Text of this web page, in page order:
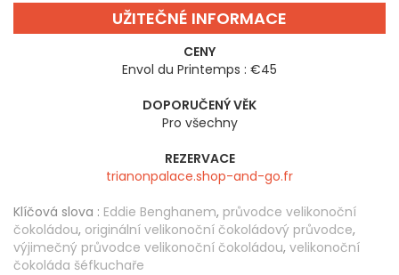
UŽITEČNÉ INFORMACE
CENY
Envol du Printemps : €45
DOPORUČENÝ VĚK
Pro všechny
REZERVACE
trianonpalace.shop-and-go.fr
Klíčová slova : Eddie Benghanem, průvodce velikonoční
čokoládou, originální velikonoční čokoládový průvodce,
výjimečný průvodce velikonoční čokoládou, velikonoční
čokoláda šéfkuchaře